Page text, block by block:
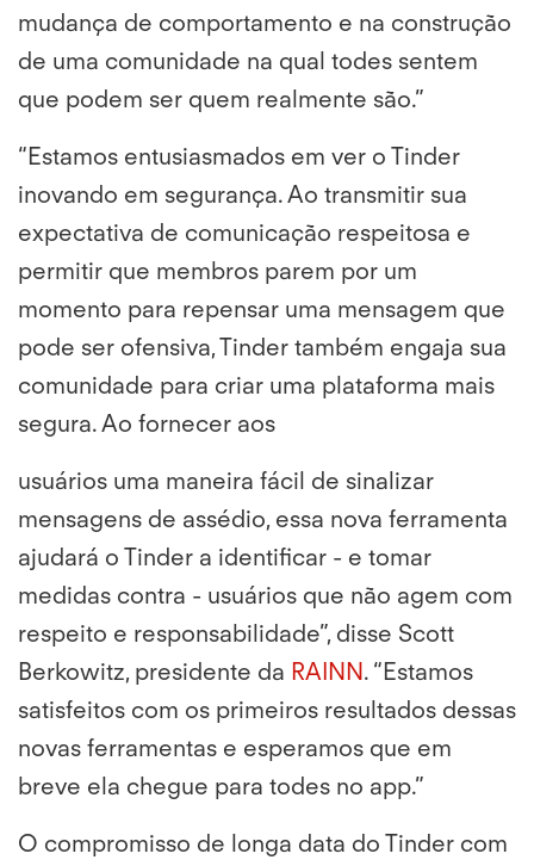
mudança de comportamento e na construção
de uma comunidade na qual todes sentem
que podem ser quem realmente são.”
“Estamos entusiasmados em ver o Tinder
inovando em segurança. Ao transmitir sua
expectativa de comunicação respeitosa e
permitir que membros parem por um
momento para repensar uma mensagem que
pode ser ofensiva, Tinder também engaja sua
comunidade para criar uma plataforma mais
segura. Ao fornecer aos
usuários uma maneira fácil de sinalizar
mensagens de assédio, essa nova ferramenta
ajudará o Tinder a identificar - e tomar
medidas contra - usuários que não agem com
respeito e responsabilidade”, disse Scott
Berkowitz, presidente da RAINN. “Estamos
satisfeitos com os primeiros resultados dessas
novas ferramentas e esperamos que em
breve ela chegue para todes no app.”
O compromisso de longa data do Tinder com